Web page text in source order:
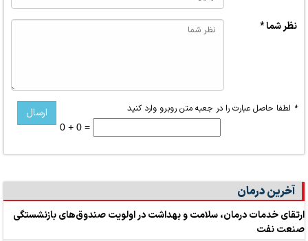
نظر شما *
* لطفا حاصل عبارت را در جعبه متن روبرو وارد کنید
0 + 0 =
آخرین درمان
ارتقای خدمات درمان، سلامت و بهداشت در اولویت صندوق‌های بازنشستگی
صنعت نفت